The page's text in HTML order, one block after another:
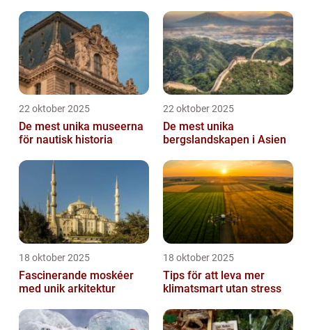
22 oktober 2025
De mest unika museerna
för nautisk historia
22 oktober 2025
De mest unika
bergslandskapen i Asien
18 oktober 2025
Fascinerande moskéer
med unik arkitektur
18 oktober 2025
Tips för att leva mer
klimatsmart utan stress